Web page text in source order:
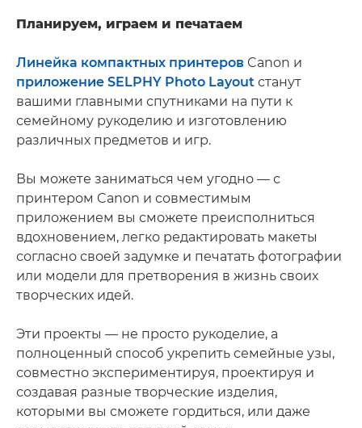
Планируем, играем и печатаем
Линейка компактных принтеров Canon и
приложение SELPHY Photo Layout станут
вашими главными спутниками на пути к
семейному рукоделию и изготовлению
различных предметов и игр.
Вы можете заниматься чем угодно — с
принтером Canon и совместимым
приложением вы сможете преисполниться
вдохновением, легко редактировать макеты
согласно своей задумке и печатать фотографии
или модели для претворения в жизнь своих
творческих идей.
Эти проекты — не просто рукоделие, а
полноценный способ укрепить семейные узы,
совместно экспериментируя, проектируя и
создавая разные творческие изделия,
которыми вы сможете гордиться, или даже